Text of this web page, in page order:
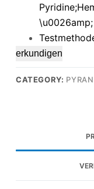
\u0026amp;
erkundigen
CATEGORY: